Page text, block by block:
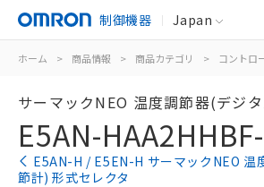
制御機器 Japan
ホーム > 商品情報 > 商品カテゴリ > コントロ
サーマックNEO 温度調節器(デジ
E5AN-
E5AN-H / E5EN-H サーマックNEO 温
節計) 形式セレクタ